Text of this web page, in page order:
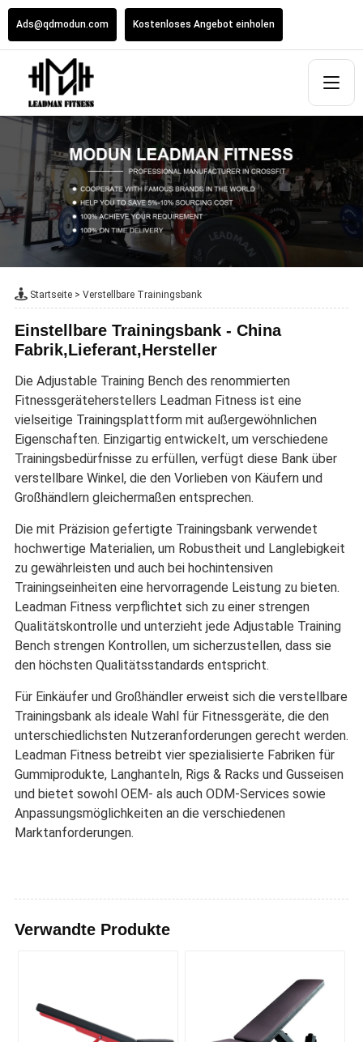
Ads@qdmodun.com Kostenloses Angebot einholen
Startseite> Verstellbare Trainingsbank
Einstellbare Trainingsbank - China
Fabrik,Lieferant,Hersteller
Die Adjustable Training Bench des renommierten
Fitnessgeräteherstellers Leadman Fitness ist eine
vielseitige Trainingsplattform mit außergewöhnlichen
Eigenschaften. Einzigartig entwickelt, um verschiedene
Trainingsbedürfnisse zu erfüllen, verfügt diese Bank über
verstellbare Winkel, die den Vorlieben von Käufern und
Großhändlern gleichermaßen entsprechen.
Die mit Präzision gefertigte Trainingsbank verwendet
hochwertige Materialien, um Robustheit und Langlebigkeit
zu gewährleisten und auch bei hochintensiven
Trainingseinheiten eine hervorragende Leistung zu bieten.
Leadman Fitness verpflichtet sich zu einer strengen
Qualitätskontrolle und unterzieht jede Adjustable Training
Bench strengen Kontrollen, um sicherzustellen, dass sie
den höchsten Qualitätsstandards entspricht.
Für Einkäufer und Großhändler erweist sich die verstellbare
Trainingsbank als ideale Wahl für Fitnessgeräte, die den
unterschiedlichsten Nutzeranforderungen gerecht werden.
Leadman Fitness betreibt vier spezialisierte Fabriken für
Gummiprodukte, Langhanteln, Rigs & Racks und Gusseisen
und bietet sowohl OEM- als auch ODM-Services sowie
Anpassungsmöglichkeiten an die verschiedenen
Marktanforderungen.
Verwandte Produkte